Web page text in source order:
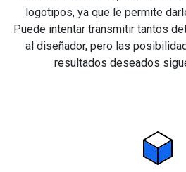
logotipos, ya que le permite
Puede intentar transmitir tantos
al diseñador, pero las
resultados deseados